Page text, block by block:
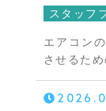
スタッフ
エアコン
させるた